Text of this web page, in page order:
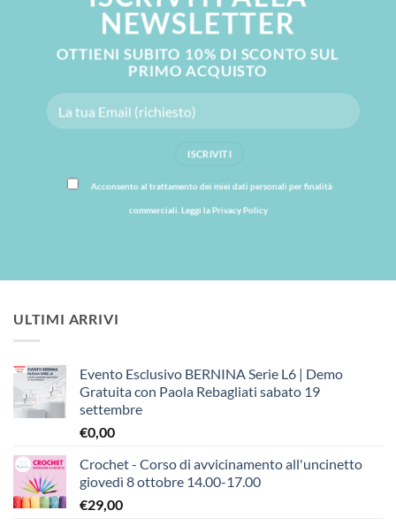
NEWSLETTER
OTTIENI SUBITO 10% DI SCONTO SUL
PRIMO ACQUISTO
Acconsento al trattamento dei miei dati personali per finalità
commerciali. Leggi laPrivacy Policy
ULTIMI ARRIVI
Evento Esclusivo BERNINA Serie L6 | Demo
Gratuita con Paola Rebagliati sabato 19
settembre
€0,00
Crochet - Corso di avvicinamento all'uncinetto
giovedì 8 ottobre 14.00-17.00
€29,00